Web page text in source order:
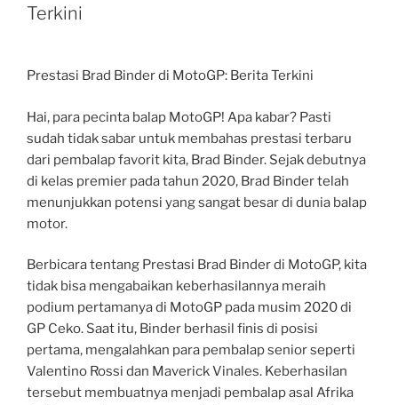
Terkini
Prestasi Brad Binder di MotoGP: Berita Terkini
Hai, para pecinta balap MotoGP! Apa kabar? Pasti
sudah tidak sabar untuk membahas prestasi terbaru
dari pembalap favorit kita, Brad Binder. Sejak debutnya
di kelas premier pada tahun 2020, Brad Binder telah
menunjukkan potensi yang sangat besar di dunia balap
motor.
Berbicara tentang Prestasi Brad Binder di MotoGP, kita
tidak bisa mengabaikan keberhasilannya meraih
podium pertamanya di MotoGP pada musim 2020 di
GP Ceko. Saat itu, Binder berhasil finis di posisi
pertama, mengalahkan para pembalap senior seperti
Valentino Rossi dan Maverick Vinales. Keberhasilan
tersebut membuatnya menjadi pembalap asal Afrika